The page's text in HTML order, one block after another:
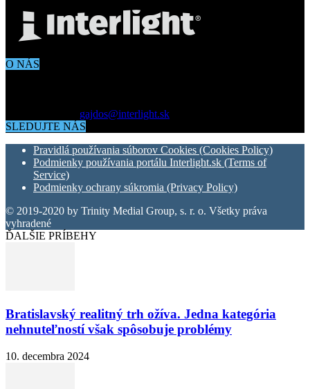
O NÁS
gajdos@interlight.sk
SLEDUJTE NÁS
Pravidlá používania súborov Cookies (Cookies Policy)
Podmienky používania portálu Interlight.sk (Terms of
Service)
Podmienky ochrany súkromia (Privacy Policy)
© 2019-2020 by Trinity Medial Group, s. r. o. Všetky práva
vyhradené
ĎALŠIE PRÍBEHY
Bratislavský realitný trh ožíva. Jedna kategória
nehnuteľností však spôsobuje problémy
10. decembra 2024